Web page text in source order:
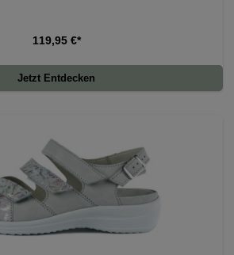
119,95 €*
Jetzt Entdecken